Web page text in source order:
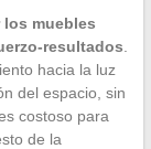
los muebles
resultados
hacia la luz
del espacio, sin
costoso para
de la